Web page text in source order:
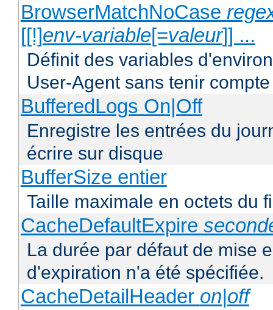
BrowserMatchNoCase
[[!]env-variable[=valeur]] ...
Définit des variables
User-Agent sans tenir
BufferedLogs On|Off
Enregistre les entrées du
écrire sur disque
BufferSize entier
Taille maximale en octets du
CacheDefaultExpire
La durée par défaut de mise
d'expiration n'a été spécifiée.
CacheDetailHeader on|off